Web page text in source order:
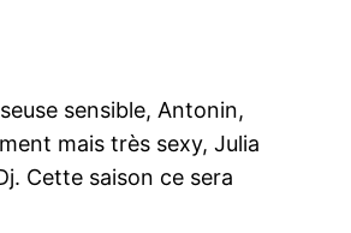
sensible, Antonin,
mais très sexy, Julia
Cette saison ce sera